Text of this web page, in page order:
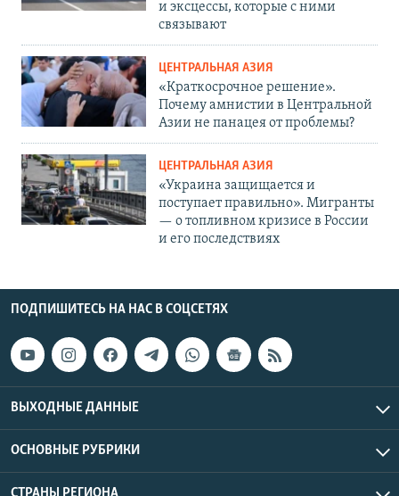
и эксцессы, которые с ними
связывают
ЦЕНТРАЛЬНАЯ АЗИЯ
«Краткосрочное решение».
Почему амнистии в Центральной
Азии не панацея от проблемы?
ЦЕНТРАЛЬНАЯ АЗИЯ
«Украина защищается и
поступает правильно». Мигранты
— о топливном кризисе в России
и его последствиях
ПОДПИШИТЕСЬ НА НАС В СОЦСЕТЯХ
ВЫХОДНЫЕ ДАННЫЕ
ОСНОВНЫЕ РУБРИКИ
СТРАНЫ РЕГИОНА